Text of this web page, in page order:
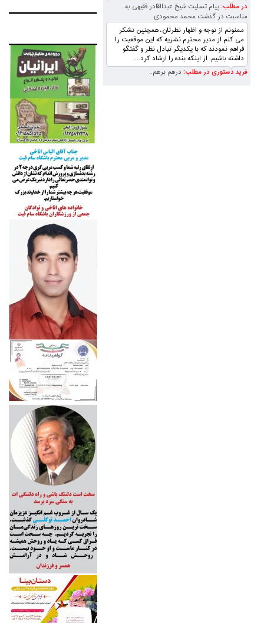
در مطلب:پیام تسلیت شیخ عبدالقادر فقیهی به
مناسبت در گذشت محمد محمودی
ممنونم از توجه و اظهار نظرتان، همچنین تشکر
می کنم از مدیر محترم نشریه که این موقعیت را
فراهم نمودند که با یکدیگر تبادل نظر و گفتگو
داشته باشیم. از اینکه بنده را ارشاد کرد...
فرید دستوری در مطلب: درهم برهم..